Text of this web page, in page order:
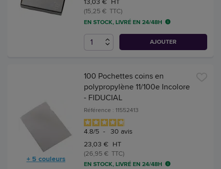
(15,25 € TTC)
EN STOCK, LIVRÉ EN 24/48H
AJOUTER
+ 5 couleurs
100 Pochettes coins en
polypropylène 11/100e Incolore
- FIDUCIAL
Référence : 11552413
4.8/5 - 30 avis
23,03 € HT
(26,95 € TTC)
EN STOCK, LIVRÉ EN 24/48H